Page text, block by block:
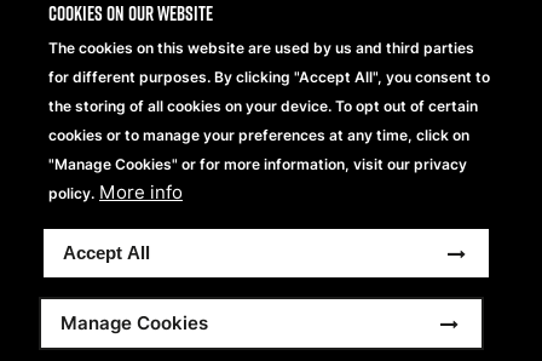
Cookies on our website
The cookies on this website are used by us and third parties
for different purposes. By clicking "Accept All", you consent to
the storing of all cookies on your device. To opt out of certain
cookies or to manage your preferences at any time, click on
"Manage Cookies" or for more information, visit our privacy
policy. More info
Accept All
Manage Cookies
Better Cotton®
Wir bei Beechfield Brands setzen uns gemeinsam mit
weltweit zu verbessern.
Better Cotton wird über ein Chain-of-Custody-Modell